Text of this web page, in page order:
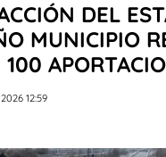
DEL
MUNICIPIO
100
12:59